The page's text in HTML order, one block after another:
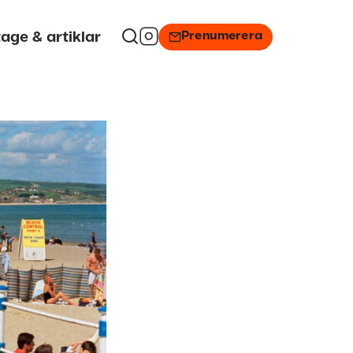
& artiklar Prenumerera